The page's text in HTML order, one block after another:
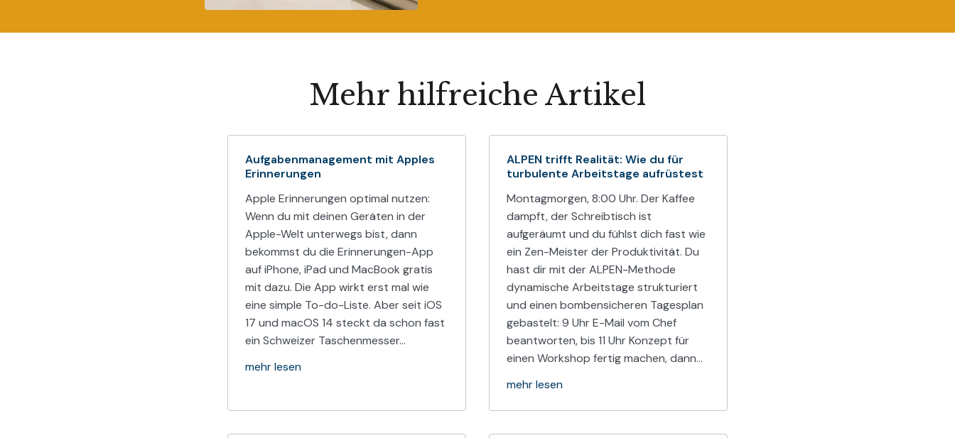
Mehr hilfreiche Artikel
Aufgabenmanagement mit Apples
Erinnerungen
Apple Erinnerungen optimal nutzen:
Wenn du mit deinen Geräten in der
Apple-Welt unterwegs bist, dann
bekommst du die Erinnerungen-App
auf iPhone, iPad und MacBook gratis
mit dazu. Die App wirkt erst mal wie
eine simple To-do-Liste. Aber seit iOS
17 und macOS 14 steckt da schon fast
ein Schweizer Taschenmesser…
mehr lesen
ALPEN trifft Realität: Wie du für
turbulente Arbeitstage aufrüstest
Montagmorgen, 8:00 Uhr. Der Kaffee
dampft, der Schreibtisch ist
aufgeräumt und du fühlst dich fast wie
ein Zen-Meister der Produktivität. Du
hast dir mit der ALPEN-Methode
dynamische Arbeitstage strukturiert
und einen bombensicheren Tagesplan
gebastelt: 9 Uhr E-Mail vom Chef
beantworten, bis 11 Uhr Konzept für
einen Workshop fertig machen, dann…
mehr lesen